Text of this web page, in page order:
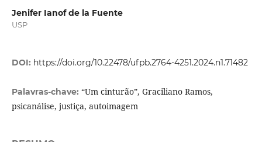
Jenifer Ianof de la Fuente
USP
DOI: https://doi.org/10.22478/ufpb.2764-4251.2024.n1.71482
Palavras-chave: “Um cinturão”, Graciliano Ramos,
psicanálise, justiça, autoimagem